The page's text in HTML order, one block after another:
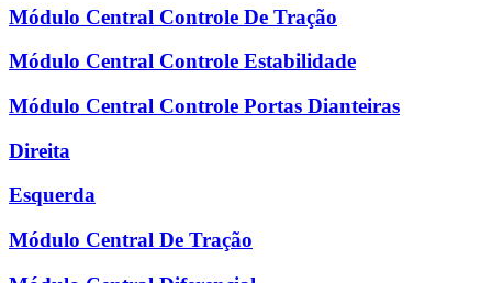
Módulo Central Controle De Tração
Módulo Central Controle Estabilidade
Módulo Central Controle Portas Dianteiras
Direita
Esquerda
Módulo Central De Tração